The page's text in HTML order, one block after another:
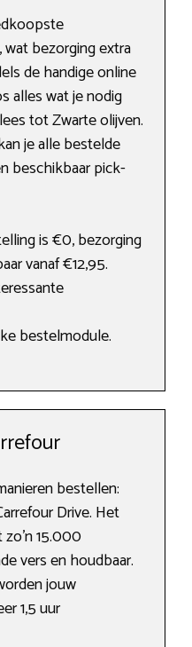
bezorging extra
de handige online
alles wat je nodig
tot Zwarte olijven.
je alle bestelde
beschikbaar pick-
is €0, bezorging
vanaf €12,95.
bestelmodule.
bestellen:
Drive. Het
15.000
vers en houdbaar.
jouw
1,5 uur